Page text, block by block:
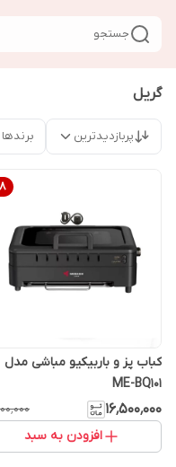
جستجو
گریل
پربازدیدترین برندها
8
کباب پز و باربیکیو مباشی مدل
ME-BQ101
۱۶٬۵۰۰٬۰۰۰
افزودن به سبد